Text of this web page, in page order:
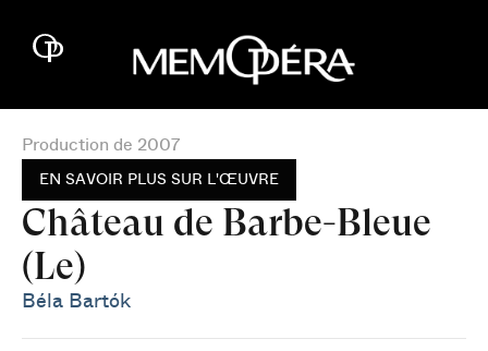
Production de 2007
EN SAVOIR PLUS SUR L'ŒUVRE
Château de Barbe-Bleue
(Le)
Béla Bartók